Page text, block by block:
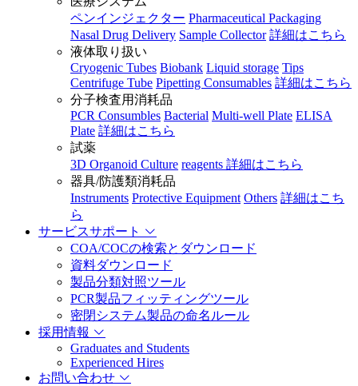
ペンインジェクター Pharmaceutical Packaging
Nasal Drug Delivery Sample Collector 詳細はこちら
液体取り扱い
Cryogenic Tubes Biobank Liquid storage Tips
Centrifuge Tube Pipetting Consumables 詳細はこちら
分子検査用消耗品
PCR Consumbles Bacterial Multi-well Plate ELISA
Plate 詳細はこちら
試薬
3D Organoid Culture reagents 詳細はこちら
器具/防護類消耗品
Instruments Protective Equipment Others 詳細はこち
ら
サービスサポート
COA/COCの検索とダウンロード
資料ダウンロード
製品分類対照ツール
PCR製品フィッティングツール
密閉システム製品の命名ルール
採用情報
Graduates and Students
Experienced Hires
お問い合わせ